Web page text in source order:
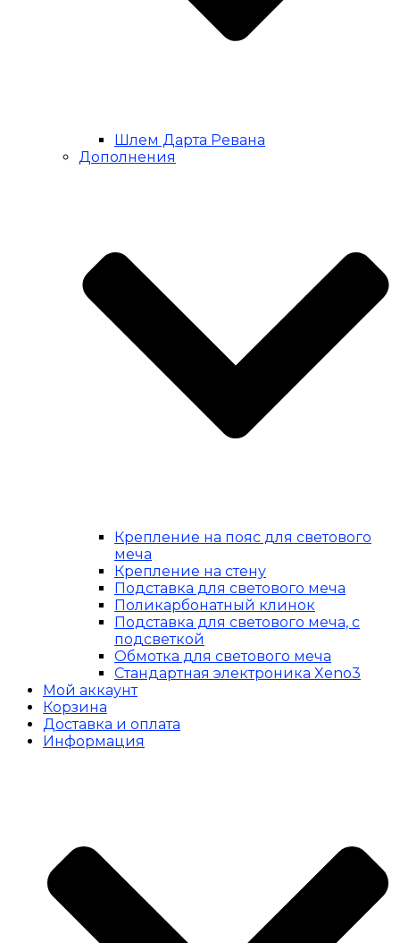
Шлем Дарта Ревана
Дополнения
Крепление на пояс для светового
меча
Крепление на стену
Подставка для светового меча
Поликарбонатный клинок
Подставка для светового меча, с
подсветкой
Обмотка для светового меча
Стандартная электроника Xeno3
Мой аккаунт
Корзина
Доставка и оплата
Информация